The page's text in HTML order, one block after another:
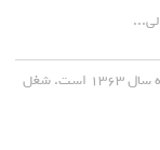
مجید معین متولد ۱۷ مرداد ماه سال ۱۳۶۳ است. شغل